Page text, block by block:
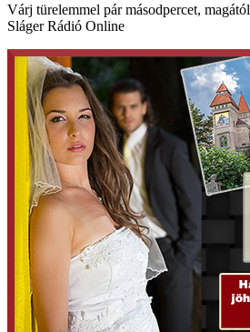
Várj türelemmel pár másodpercet,
Sláger Rádió Online